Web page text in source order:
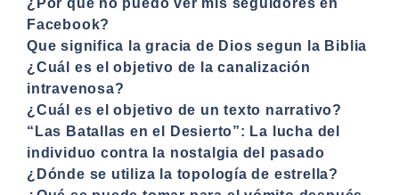
Facebook?
Que significa la gracia de Dios segun la Biblia
¿Cuál es el objetivo de la canalización
intravenosa?
¿Cuál es el objetivo de un texto narrativo?
“Las Batallas en el Desierto”: La lucha del
individuo contra la nostalgia del pasado
¿Dónde se utiliza la topología de estrella?